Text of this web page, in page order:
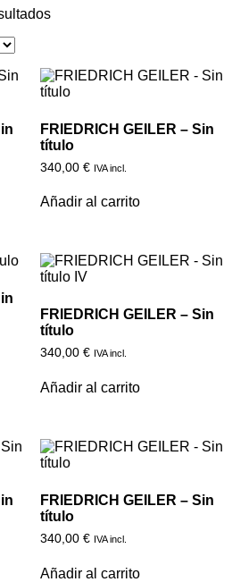
FRIEDRICH GEILER – Sin
título
340,00 € IVA incl.
Añadir al carrito
FRIEDRICH GEILER – Sin
título
340,00 € IVA incl.
Añadir al carrito
FRIEDRICH GEILER – Sin
título
340,00 € IVA incl.
Añadir al carrito